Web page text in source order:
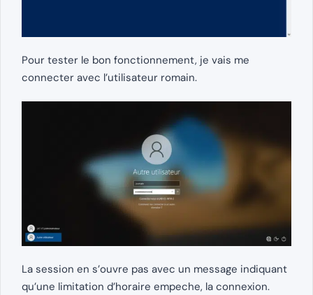
Pour tester le bon fonctionnement, je vais me
connecter avec l’utilisateur romain.
La session en s’ouvre pas avec un message indiquant
qu’une limitation d’horaire empeche, la connexion.